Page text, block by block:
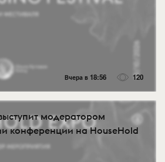
Вчера в 18:56 120
модератором
конференции на HouseHold